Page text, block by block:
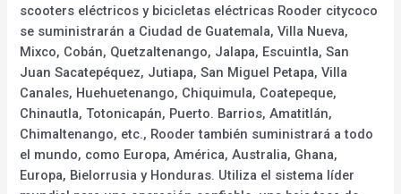
scooters eléctricos y bicicletas eléctricas Rooder citycoco
se suministrarán a Ciudad de Guatemala, Villa Nueva,
Mixco, Cobán, Quetzaltenango, Jalapa, Escuintla, San
Juan Sacatepéquez, Jutiapa, San Miguel Petapa, Villa
Canales, Huehuetenango, Chiquimula, Coatepeque,
Chinautla, Totonicapán, Puerto. Barrios, Amatitlán,
Chimaltenango, etc., Rooder también suministrará a todo
el mundo, como Europa, América, Australia, Ghana,
Europa, Bielorrusia y Honduras. Utiliza el sistema líder